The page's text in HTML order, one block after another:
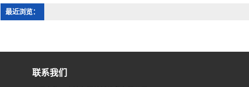
最近浏览：
联系我们